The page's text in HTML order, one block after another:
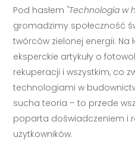
Pod hasłem "Technologia w
gromadzimy społeczność
twórców zielonej energii.
eksperckie artykuły o
rekuperacji i wszystkim, co
technologiami w
sucha teoria – to przede
poparta doświadczeniem i
użytkowników.